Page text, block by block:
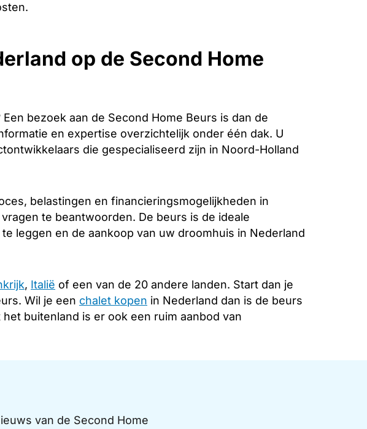
op de Second Home
bezoek aan de Second Home Beurs is dan de
en expertise overzichtelijk onder één dak. U
die gespecialiseerd zijn in Noord-Holland
belastingen en financieringsmogelijkheden in
te beantwoorden. De beurs is de ideale
leggen en de aankoop van uw droomhuis in Nederland
, Italië of een van de 20 andere landen. Start dan je
Wil je een chalet kopen in Nederland dan is de beurs
buitenland is er ook een ruim aanbod van
van de Second Home